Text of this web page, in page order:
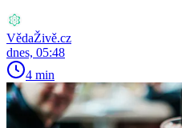
VědaŽivě.cz
dnes, 05:48
4 min